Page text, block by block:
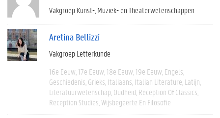
Vakgroep Kunst-, Muziek- en Theaterwetenschappen
Aretina Bellizzi
Vakgroep Letterkunde
16e Eeuw 17e Eeuw 18e Eeuw 19e Eeuw Engels
Geschiedenis Grieks Italiaans Italian Literature Latijn
Literatuurwetenschap Oudheid Reception Of Classics
Reception Studies Wijsbegeerte En Filosofie